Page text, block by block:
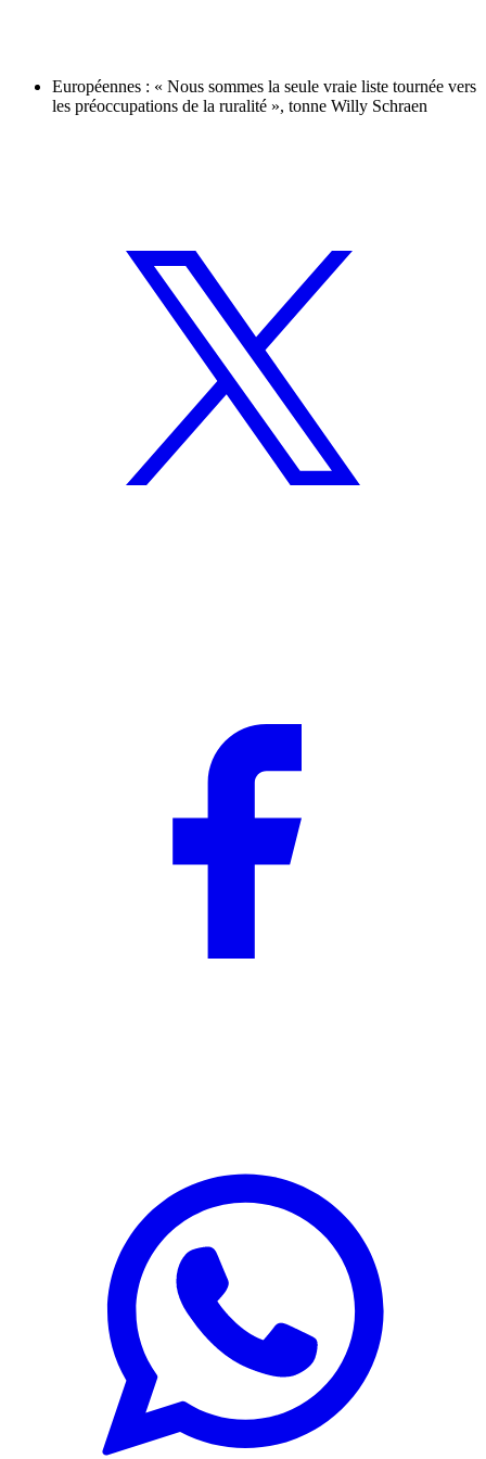
Européennes : « Nous sommes la seule vraie liste tournée vers
les préoccupations de la ruralité », tonne Willy Schraen